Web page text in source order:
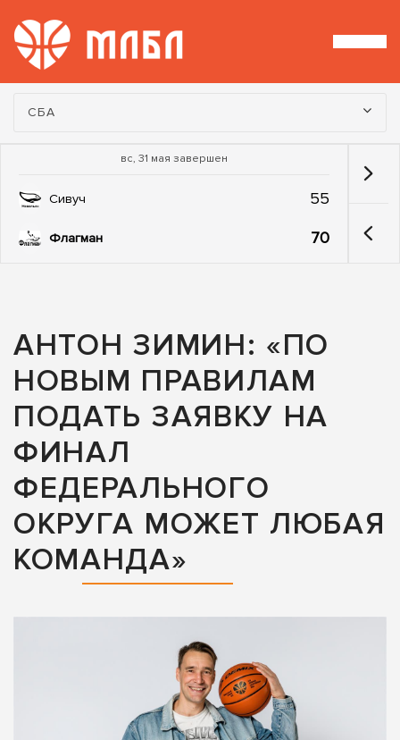
Турнир:
СБА
вс, 31 мая завершен
Сивуч 55
Флагман 70
АНТОН ЗИМИН: «ПО
НОВЫМ ПРАВИЛАМ
ПОДАТЬ ЗАЯВКУ НА
ФИНАЛ
ФЕДЕРАЛЬНОГО
ОКРУГА МОЖЕТ ЛЮБАЯ
КОМАНДА»